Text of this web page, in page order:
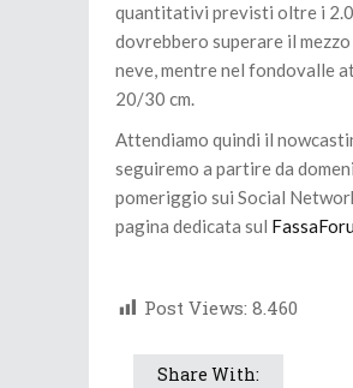
quantitativi previsti oltre i
dovrebbero superare il
neve, mentre nel fondovalle
20/30 cm.
Attendiamo quindi il
seguiremo a partire da
pomeriggio sui Social
pagina dedicata sul
Post Views: 8.460
Share With: